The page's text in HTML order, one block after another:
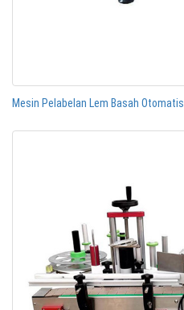
Mesin Pelabelan Lem Basah Otomatis